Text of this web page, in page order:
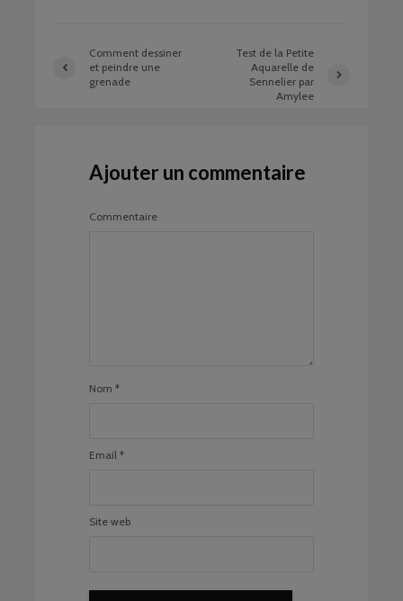
Comment dessiner
et peindre une
grenade
Test de la Petite
Aquarelle de
Sennelier par
Amylee
Ajouter un commentaire
Commentaire
Nom *
Email *
Site web